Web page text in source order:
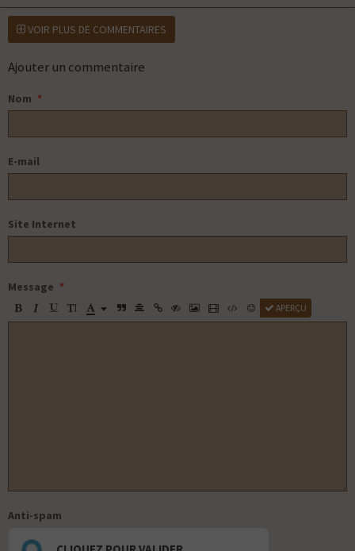
VOIR PLUS DE COMMENTAIRES
Ajouter un commentaire
Nom
E-mail
Site Internet
Message
APERÇU
Anti-spam